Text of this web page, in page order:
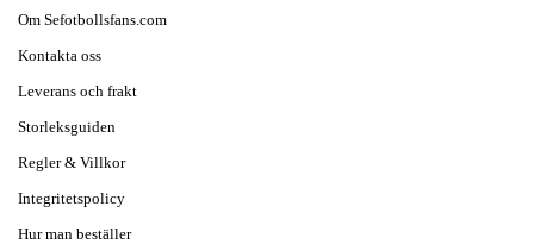
Om Sefotbollsfans.com
Kontakta oss
Leverans och frakt
Storleksguiden
Regler & Villkor
Integritetspolicy
Hur man beställer